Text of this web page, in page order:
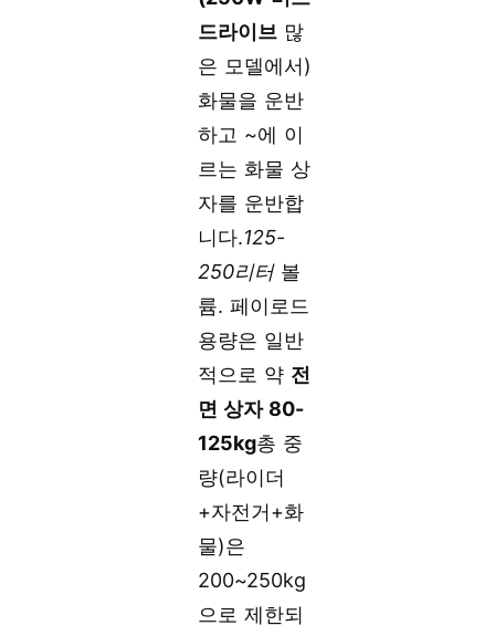
드라이브 많
은 모델에서)
화물을 운반
하고 ~에 이
르는 화물 상
자를 운반합
니다.125-
250리터볼
륨. 페이로드
용량은 일반
적으로 약 전
면 상자 80-
125kg총 중
량(라이더
+자전거+화
물)은
200~250kg
으로 제한되